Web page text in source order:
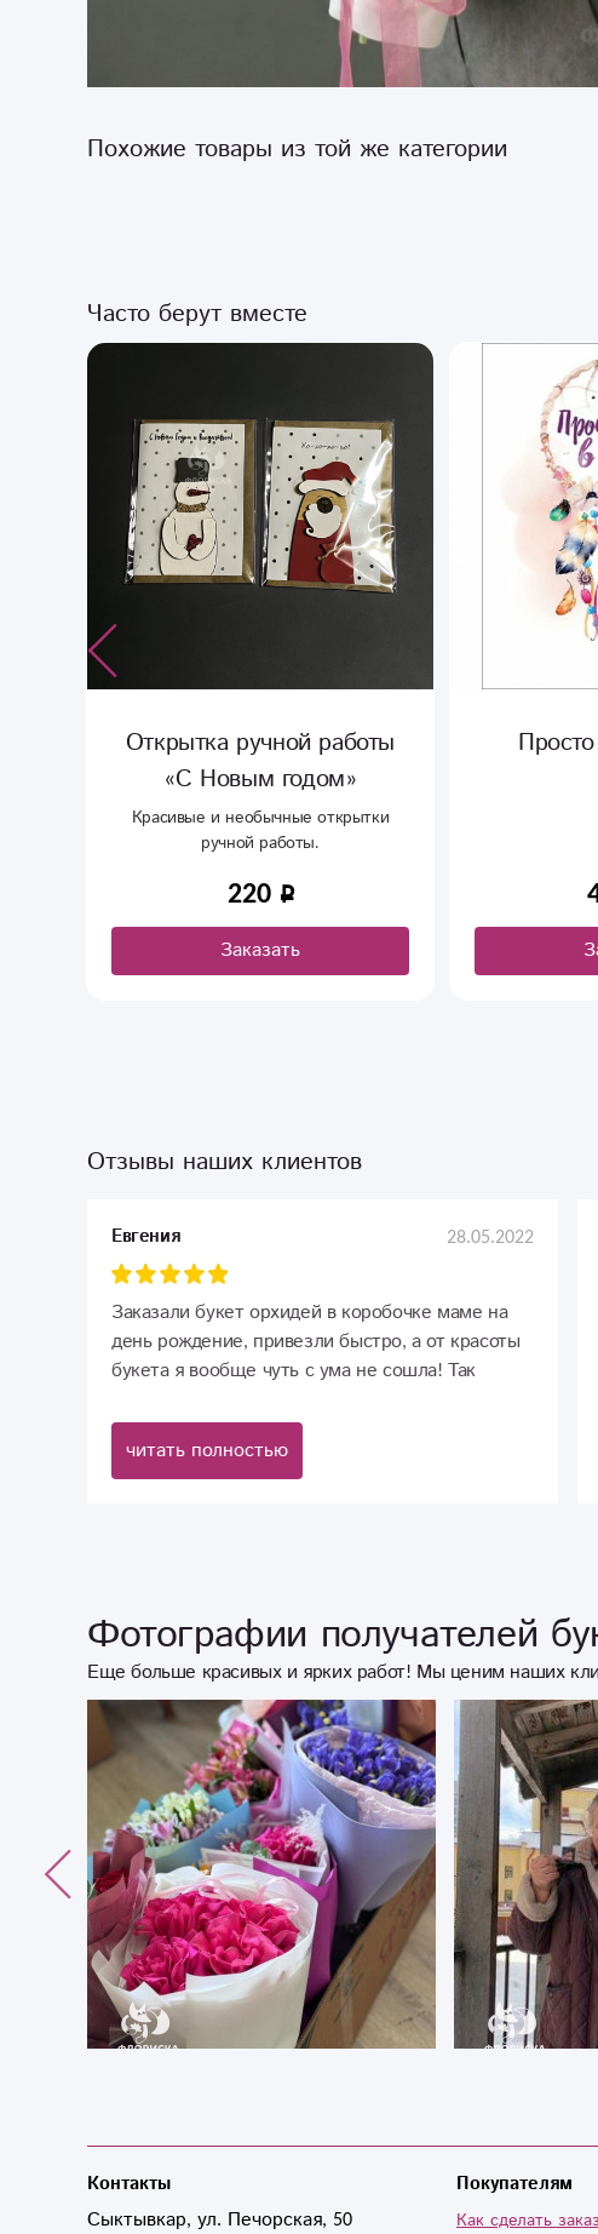
Похожие товары из той же категории
Часто берут вместе
Открытка ручной работы
«С Новым годом»
Красивые и необычные открытки
ручной работы.
Заказать
Просто
Отзывы наших клиентов
Евгения 28.05.2022
Заказали букет орхидей в коробочке маме на
день рождение, привезли быстро, а от красоты
букета я вообще чуть с ума не сошла! Так
волшебники своего дела! Отдельное спасибо
курьеру за беспроблемную доставку букета,
спасибо большое!
читать полностью
Фотографии получателей
Еще больше красивых и ярких работ! Мы ценим наших
Контакты
Сыктывкар, ул. Печорская, 50
Покупателям
Как сделать